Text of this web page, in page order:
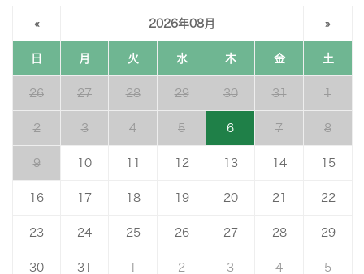
« 2026年08月 »
日 月 火 水 木 金 土
26 27 28 29 30 31 1
2 3 4 5 6 7 8
9 10 12 13 14 15
16 17 18 19 20 21 22
23 24 25 26 27 28 29
30 31 2 3 4 5